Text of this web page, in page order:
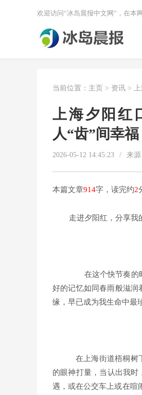
欢迎访问“冰岛晨报中文网”，在本
当前位置： 主页 > 资讯 >
上海夕阳红
人“齿”间幸福
2026-05-12 14:45:23 / 来源
本篇文章914字，读完约2
走进夕阳红，分享我
在这个快节奏的
好的记忆如同春雨般滋润
缘，早已成为我生命中最
在上海街道梧桐树
的眼神打量，当认出我时
遇，或在公交车上或在喧